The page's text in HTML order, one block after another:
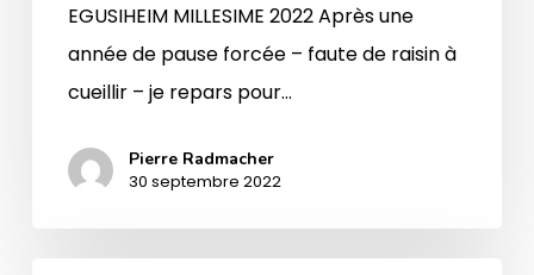
EGUSIHEIM MILLESIME 2022 Après une
année de pause forcée – faute de raisin à
cueillir – je repars pour…
Pierre Radmacher
30 septembre 2022